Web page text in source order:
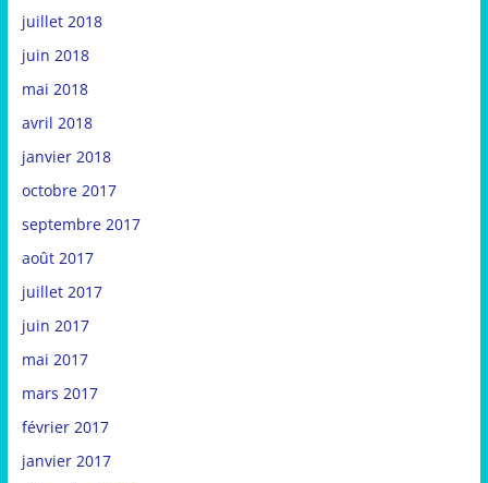
juillet 2018
juin 2018
mai 2018
avril 2018
janvier 2018
octobre 2017
septembre 2017
août 2017
juillet 2017
juin 2017
mai 2017
mars 2017
février 2017
janvier 2017